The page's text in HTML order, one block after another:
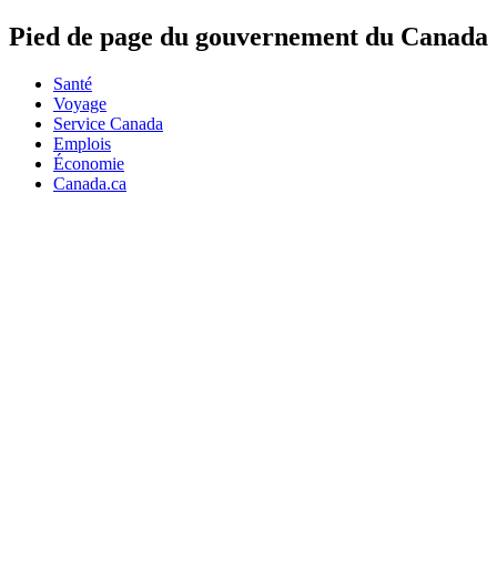
Pied de page du gouvernement du Canada
Santé
Voyage
Service Canada
Emplois
Économie
Canada.ca